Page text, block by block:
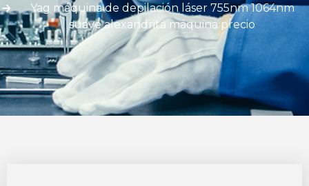
Yag máquina de depilación láser 755nm 1064nm
suave alexandrita máquina precio